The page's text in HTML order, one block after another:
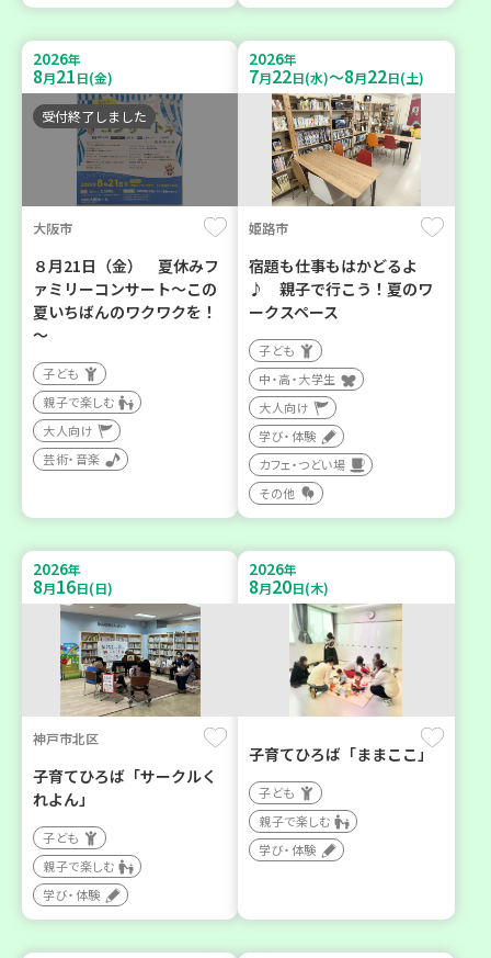
2026年
8月21日(金)
受付終了しました
大阪市
８月21日（金） 夏休みフ
ァミリーコンサート～この
夏いちばんのワクワクを！
～
子ども
親子で楽しむ
大人向け
芸術・音楽
2026年
7月22日(水)～8月22日(土)
姫路市
宿題も仕事もはかどるよ
♪ 親子で行こう！夏のワ
ークスペース
子ども
中・高・大学生
大人向け
学び・体験
カフェ・つどい場
その他
2026年
8月16日(日)
神戸市北区
子育てひろば「サークルく
れよん」
子ども
親子で楽しむ
学び・体験
2026年
8月20日(木)
子育てひろば「ままここ」
子ども
親子で楽しむ
学び・体験